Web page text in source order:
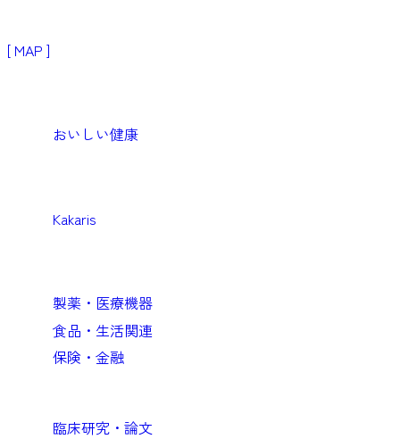
[ MAP ]
おいしい健康
Kakaris
製薬・医療機器
食品・生活関連
保険・金融
臨床研究・論文